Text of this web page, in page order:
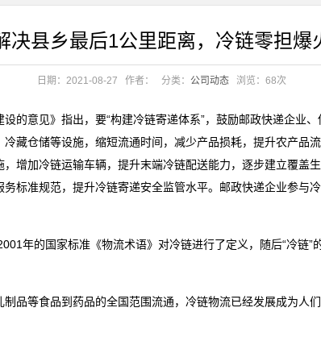
决县乡最后1公里距离，冷链零担爆
日期：2021-08-27 作者： 分类： 公司动态 浏览： 68次
的意见》指出，要“构建冷链寄递体系”，鼓励邮政快递企业
藏仓储等设施，缩短流通时间，减少产品损耗，提升农产品
增加冷链运输车辆，提升末端冷链配送能力，逐步建立覆盖
标准规范，提升冷链寄递安全监管水平。邮政快递企业参与
年的国家标准《物流术语》对冷链进行了定义，随后“冷链”
品等食品到药品的全国范围流通，冷链物流已经发展成为人